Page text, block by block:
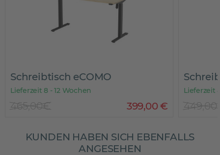
Schreibtisch eCOMO
Lieferzeit 8 - 12 Wochen
399,00€
465,00€
Lieferzeit
KUNDEN HABEN SICH EBENFALLS
ANGESEHEN